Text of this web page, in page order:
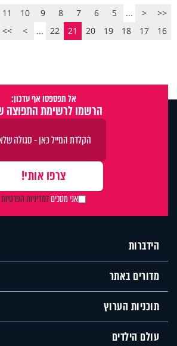
<<
<
...
5
6
7
8
9
10
11
16
17
18
19
20
21
22
...
>
>>
אל תפספסו אף עדכון:
הרשמו לרשימת התפוצה
אני מסכיםלמדיניות הפרטיות
הידברות
מדורים באתר
תוכניות הערוץ
עולם הילדים